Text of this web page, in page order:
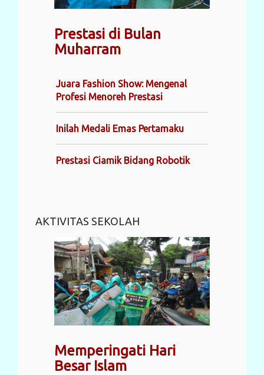
Prestasi di Bulan
Muharram
Juara Fashion Show: Mengenal
Profesi Menoreh Prestasi
Inilah Medali Emas Pertamaku
Prestasi Ciamik Bidang Robotik
AKTIVITAS SEKOLAH
Memperingati Hari
Besar Islam